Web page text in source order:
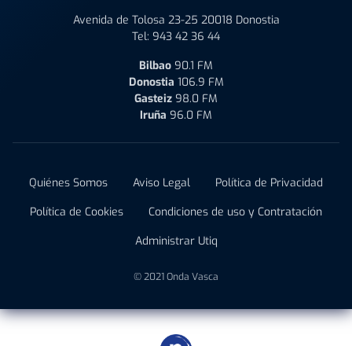
Avenida de Tolosa 23-25 20018 Donostia
Tel: 943 42 36 44
Bilbao 90.1 FM
Donostia 106.9 FM
Gasteiz 98.0 FM
Iruña 96.0 FM
Quiénes Somos Aviso Legal
Política de Privacidad
Política de Cookies
Condiciones de uso y Contratación
Administrar Utiq
© 2021 Onda Vasca